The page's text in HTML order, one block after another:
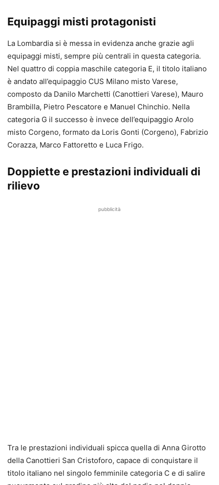
Equipaggi misti protagonisti
La Lombardia si è messa in evidenza anche grazie agli
equipaggi misti, sempre più centrali in questa categoria.
Nel quattro di coppia maschile categoria E, il titolo italiano
è andato all’equipaggio CUS Milano misto Varese,
composto da Danilo Marchetti (Canottieri Varese), Mauro
Brambilla, Pietro Pescatore e Manuel Chinchio. Nella
categoria G il successo è invece dell’equipaggio Arolo
misto Corgeno, formato da Loris Gonti (Corgeno), Fabrizio
Corazza, Marco Fattoretto e Luca Frigo.
Doppiette e prestazioni individuali di
rilievo
pubblicità
Tra le prestazioni individuali spicca quella di Anna Girotto
della Canottieri San Cristoforo, capace di conquistare il
titolo italiano nel singolo femminile categoria C e di salire